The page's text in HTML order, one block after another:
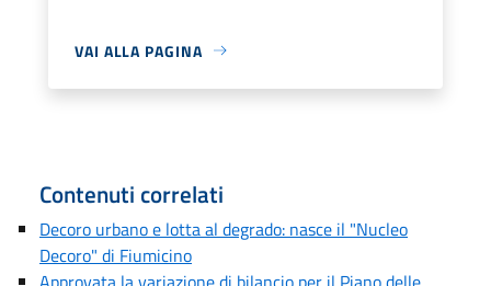
VAI ALLA PAGINA
Contenuti correlati
Decoro urbano e lotta al degrado: nasce il "Nucleo
Decoro" di Fiumicino